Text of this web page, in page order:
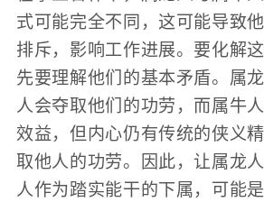
式可能完全不同，这可能导致
排斥，影响工作进展。要化解
先要理解他们的基本矛盾。属
人会夺取他们的功劳，而属牛
效益，但内心仍有传统的侠义
取他人的功劳。因此，让属龙
人作为踏实能干的下属，可能